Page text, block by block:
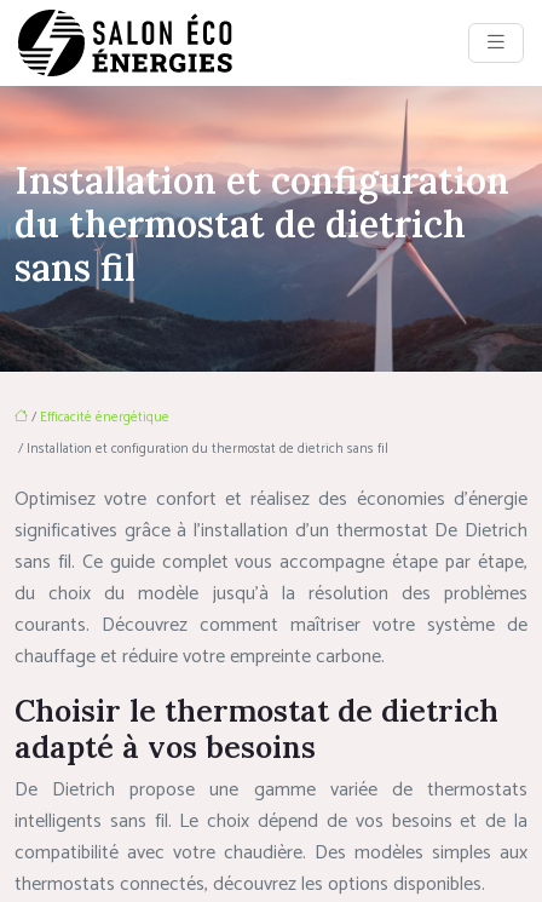
Installation et configuration
du thermostat de dietrich
sans fil
/ Efficacité énergétique
/ Installation et configuration du thermostat de dietrich sans fil
Optimisez votre confort et réalisez des économies d’énergie
significatives grâce à l’installation d’un thermostat De Dietrich
sans fil. Ce guide complet vous accompagne étape par étape,
du choix du modèle jusqu’à la résolution des problèmes
courants. Découvrez comment maîtriser votre système de
chauffage et réduire votre empreinte carbone.
Choisir le thermostat de dietrich
adapté à vos besoins
De Dietrich propose une gamme variée de thermostats
intelligents sans fil. Le choix dépend de vos besoins et de la
compatibilité avec votre chaudière. Des modèles simples aux
thermostats connectés, découvrez les options disponibles.